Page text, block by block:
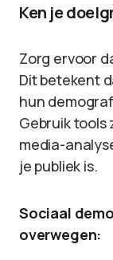
Ken je
Zorg ervoor
Dit betekent
hun
Gebruik tools
media-
je publiek is.
Sociaal
overwegen: